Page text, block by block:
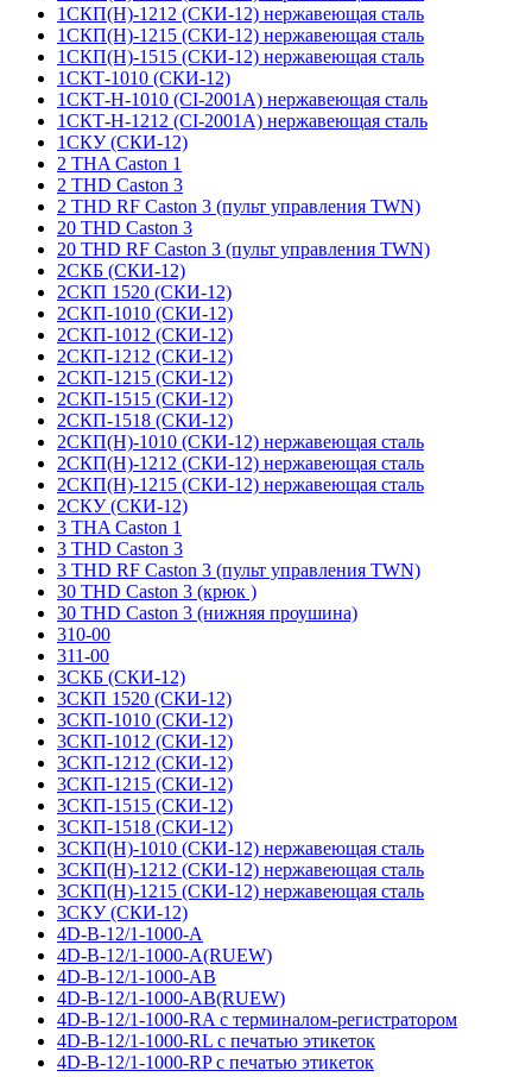
1СКП(Н)-1212 (СКИ-12) нержавеющая сталь
1СКП(Н)-1215 (СКИ-12) нержавеющая сталь
1СКП(Н)-1515 (СКИ-12) нержавеющая сталь
1СКТ-1010 (СКИ-12)
1СКТ-Н-1010 (CI-2001A) нержавеющая сталь
1СКТ-Н-1212 (CI-2001A) нержавеющая сталь
1СКУ (СКИ-12)
2 THA Caston 1
2 THD Caston 3
2 THD RF Caston 3 (пульт управления TWN)
20 THD Caston 3
20 THD RF Caston 3 (пульт управления TWN)
2СКБ (СКИ-12)
2СКП 1520 (СКИ-12)
2СКП-1010 (СКИ-12)
2СКП-1012 (СКИ-12)
2СКП-1212 (СКИ-12)
2СКП-1215 (СКИ-12)
2СКП-1515 (СКИ-12)
2СКП-1518 (СКИ-12)
2СКП(Н)-1010 (СКИ-12) нержавеющая сталь
2СКП(Н)-1212 (СКИ-12) нержавеющая сталь
2СКП(Н)-1215 (СКИ-12) нержавеющая сталь
2СКУ (СКИ-12)
3 THA Caston 1
3 THD Caston 3
3 THD RF Caston 3 (пульт управления TWN)
30 THD Caston 3 (крюк )
30 THD Caston 3 (нижняя проушина)
310-00
311-00
3СКБ (СКИ-12)
3СКП 1520 (СКИ-12)
3СКП-1010 (СКИ-12)
3СКП-1012 (СКИ-12)
3СКП-1212 (СКИ-12)
3СКП-1215 (СКИ-12)
3СКП-1515 (СКИ-12)
3СКП-1518 (СКИ-12)
3СКП(Н)-1010 (СКИ-12) нержавеющая сталь
3СКП(Н)-1212 (СКИ-12) нержавеющая сталь
3СКП(Н)-1215 (СКИ-12) нержавеющая сталь
3СКУ (СКИ-12)
4D-B-12/1-1000-A
4D-B-12/1-1000-A(RUEW)
4D-B-12/1-1000-AB
4D-B-12/1-1000-AB(RUEW)
4D-B-12/1-1000-RA с терминалом-регистратором
4D-B-12/1-1000-RL с печатью этикеток
4D-B-12/1-1000-RP с печатью этикеток